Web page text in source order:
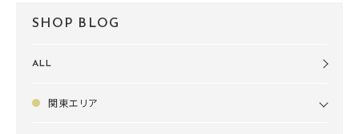
SHOP BLOG
ALL
関東エリア